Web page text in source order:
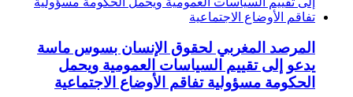
المرصد المغربي لحقوق الإنسان بسوس ماسة
يدعو إلى تقييم السياسات العمومية ويحمل
الحكومة مسؤولية تفاقم الأوضاع الاجتماعية